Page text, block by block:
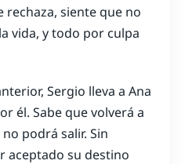
rechaza, siente que no
vida, y todo por culpa
Sergio lleva a Ana
él. Sabe que volverá a
podrá salir. Sin
aceptado su destino